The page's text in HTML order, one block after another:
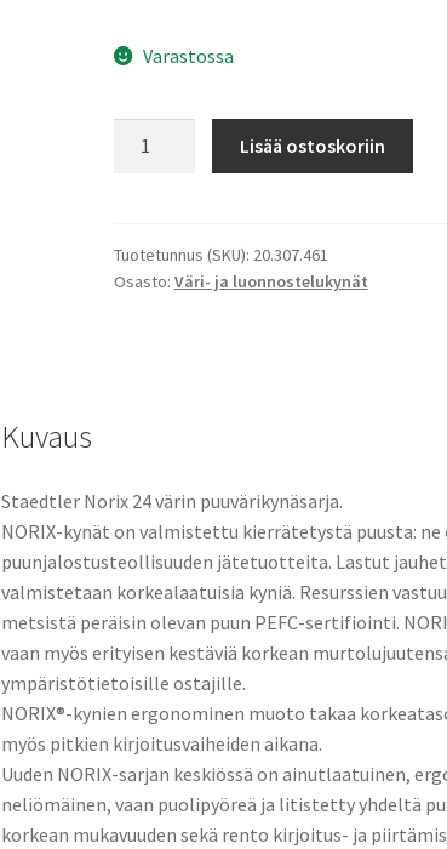
Varastossa
väriä
määrä
Lisää ostoskoriin
Tuotetunnus (SKU): 20.307.461
Osasto: Väri- ja luonnostelukynät
Kuvaus
Staedtler Norix 24 värin puuvärikynäsarja.
NORIX-kynät on valmistettu kierrätetystä puusta:
puunjalostusteollisuuden jätetuotteita. Lastut
valmistetaan korkealaatuisia kyniä. Resurssien
metsistä peräisin olevan puun PEFC-sertifiointi.
vaan myös erityisen kestäviä korkean
ympäristötietoisille ostajille.
NORIX®-kynien ergonominen muoto takaa
myös pitkien kirjoitusvaiheiden aikana.
Uuden NORIX-sarjan keskiössä on ainutlaatuinen,
neliömäinen, vaan puolipyöreä ja litistetty yhdeltä
korkean mukavuuden sekä rento kirjoitus- ja